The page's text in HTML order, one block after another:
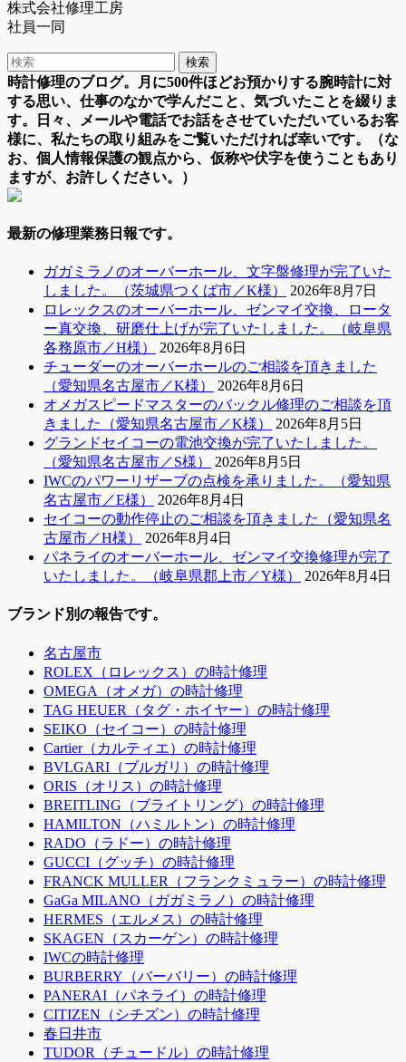
株式会社修理工房
社員一同
時計修理のブログ。月に500件ほどお預かりする腕時計に対
する思い、仕事のなかで学んだこと、気づいたことを綴りま
す。日々、メールや電話でお話をさせていただいているお客
様に、私たちの取り組みをご覧いただければ幸いです。（な
お、個人情報保護の観点から、仮称や伏字を使うこともあり
ますが、お許しください。）
最新の修理業務日報です。
ガガミラノのオーバーホール、文字盤修理が完了いた
しました。（茨城県つくば市／K様）
2026年8月7日
ロレックスのオーバーホール、ゼンマイ交換、ロータ
ー真交換、研磨仕上げが完了いたしました。（岐阜県
各務原市／H様）
2026年8月6日
チューダーのオーバーホールのご相談を頂きました
（愛知県名古屋市／K様）
2026年8月6日
オメガスピードマスターのバックル修理のご相談を頂
きました（愛知県名古屋市／K様）
2026年8月5日
グランドセイコーの電池交換が完了いたしました。
（愛知県名古屋市／S様）
2026年8月5日
IWCのパワーリザーブの点検を承りました。（愛知県
名古屋市／E様）
2026年8月4日
セイコーの動作停止のご相談を頂きました（愛知県名
古屋市／H様）
2026年8月4日
パネライのオーバーホール、ゼンマイ交換修理が完了
いたしました。（岐阜県郡上市／Y様）
2026年8月4日
ブランド別の報告です。
名古屋市
ROLEX（ロレックス）の時計修理
OMEGA（オメガ）の時計修理
TAG HEUER（タグ・ホイヤー）の時計修理
SEIKO（セイコー）の時計修理
Cartier（カルティエ）の時計修理
BVLGARI（ブルガリ）の時計修理
ORIS（オリス）の時計修理
BREITLING（ブライトリング）の時計修理
HAMILTON（ハミルトン）の時計修理
RADO（ラドー）の時計修理
GUCCI（グッチ）の時計修理
FRANCK MULLER（フランクミュラー）の時計修理
GaGa MILANO（ガガミラノ）の時計修理
HERMES（エルメス）の時計修理
SKAGEN（スカーゲン）の時計修理
IWCの時計修理
BURBERRY（バーバリー）の時計修理
PANERAI（パネライ）の時計修理
CITIZEN（シチズン）の時計修理
春日井市
TUDOR（チュードル）の時計修理